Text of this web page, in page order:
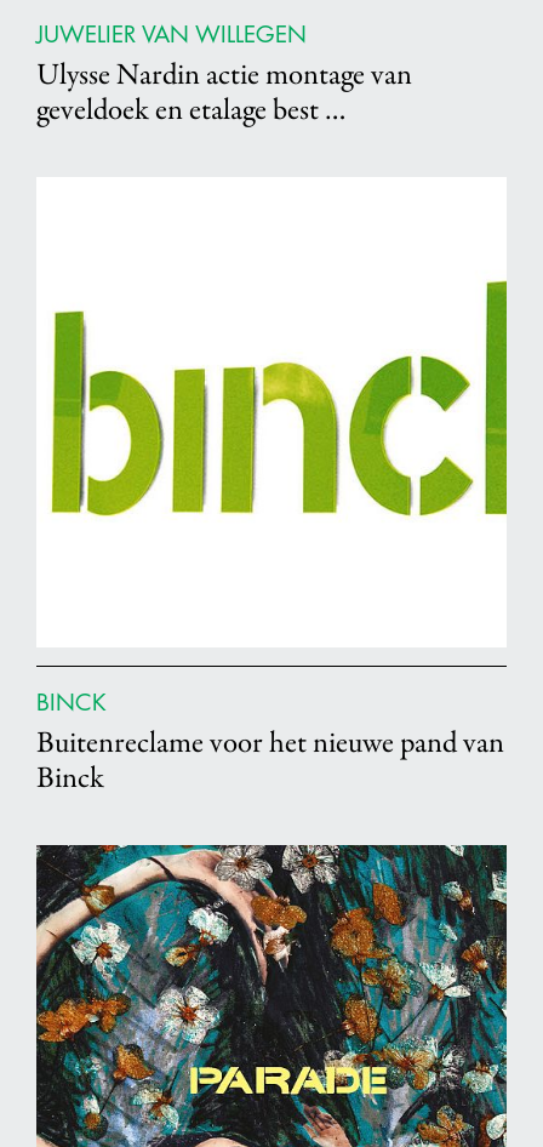
JUWELIER VAN WILLEGEN
Ulysse Nardin actie montage van
geveldoek en etalage best …
BINCK
Buitenreclame voor het nieuwe pand van
Binck